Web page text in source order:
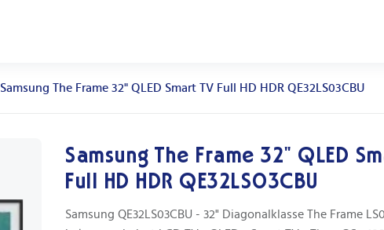
Samsung The Frame 32" QLED Smart TV Full HD HDR QE32LS03CBU
Samsung The Frame 32" QLED
Full HD HDR QE32LS03CBU
Samsung QE32LS03CBU - 32" Diagonalklasse The Frame